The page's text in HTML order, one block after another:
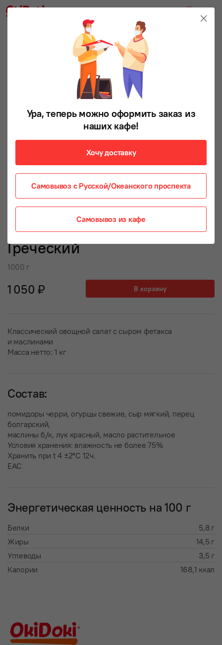
Греческий
1000 г
1 050 ₽ В корзину
Классический овощной салат с сыром фетакса
и маслинами
Масса нетто: 1 кг
Состав:
помидоры черри, огурцы свежие, сыр мягкий, перец
болгарский,
маслины б/к, лук красный, масло растительное
Условия хранения: влажность не более 75%
Хранить при t 4 ±2°С 12ч.
EAC
Энергетическая ценность на 100 г
Белки
5,8 г
Жиры
14,5 г
Углеводы
3,5 г
Калории
168,1 ккал
Ура, теперь можно оформить заказ из
наших кафе!
Хочу доставку
Самовывоз с Русской/Океанского проспекта
Самовывоз из кафе